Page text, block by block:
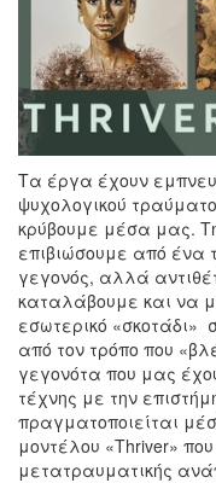
Τα έργα έχουν
ψυχολογικού
κρύβουμε μέσα μας.
επιβιώσουμε από ένα
γεγονός, αλλά
καταλάβουμε και να
εσωτερικό «σκοτάδι»
από τον τρόπο που
γεγονότα που μας
τέχνης με την
πραγματοποιείται
μοντέλου «Thriver»
μετατραυματικής